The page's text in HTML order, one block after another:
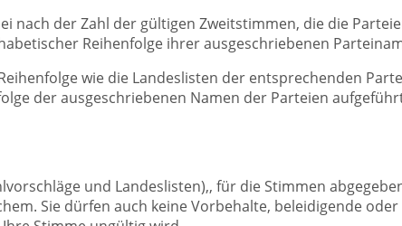
nach der Zahl der gültigen Zweitstimmen, die die
Reihenfolge ihrer ausgeschriebenen
wie die Landeslisten der entsprechenden
der ausgeschriebenen Namen der Parteien
und Landeslisten),, für die Stimmen
Sie dürfen auch keine Vorbehalte, beleidigende